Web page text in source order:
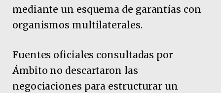
mediante un esquema de garantías con
organismos multilaterales.
Fuentes oficiales consultadas por
Ámbito no descartaron las
negociaciones para estructurar un